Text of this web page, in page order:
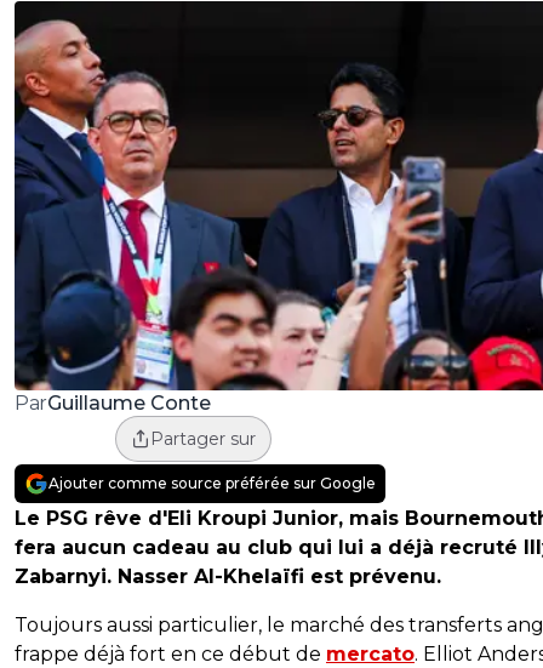
ParGuillaume Conte
Partager sur
Ajouter comme source préférée sur Google
Le PSG rêve d'Eli Kroupi Junior, mais
fera aucun cadeau au club qui lui a déjà recruté
Zabarnyi. Nasser Al-Khelaïfi est prévenu.
Toujours aussi particulier, le marché des transferts
frappe déjà fort en ce début de mercato. Elliot